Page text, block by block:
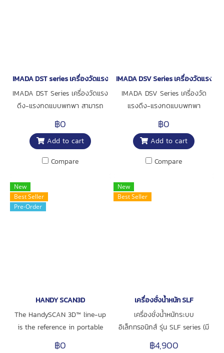
ภายนอก (ยกเว้นรุ่น CDB300N
และ CDB420N) • รุ่น CDB25N
ถึง 200N มาพร้อมด้ามจับเรซิน
กันลื่น
IMADA DST series เครื่องวัดแรงดึง-แรงกดแบบพกพา
IMADA DST Series เครื่องวัดแรง
ดึง-แรงกดแบบพกพา สามารถ
เลือกแสดงหน่วยวัดได้ 3 หน่วย (N,
kgf, lbf) ฟังก์ชันการทำงาน:
Peak, Hold, Zero,
Positive/Reverse Display (การก
ลับจออัตโนมัติ) ฟังก์ชันแจ้งเตือน:
Low Battery Alert และ Over-
load Protection เพื่อป้องกัน
ความเสียหายของเซ็นเซอร์ หน้าจอ
Membrane ใช้งานง่าย ทนทาน
โครงสร้างแข็งแรง น้ำหนักเบา
เหมาะสำหรับงานวัดแรงในสายการ
฿0
Add to cart
Compare
IMADA DSV Series เครื่องวัดแรง
IMADA DSV Series เครื่องวัด
แรงดึง-แรงกดแบบพกพา
สามารถเลือกแสดงหน่วยวัดได้ 3
หน่วย (N, kgf, lbf) ฟังก์ชันการ
ทำงาน: Peak, Hold, Zero,
Positive/Reverse Display (การก
ลับจออัตโนมัติ) ฟังก์ชันแจ้งเตือน:
Low Battery Alert และ Over-
load Protection เพื่อป้องกัน
การใช้งานแบบ Real-time และ
แข็งแรง น้ำหนักเบา เหมาะสำหรับ
งานวัดแรงในงานอุตสาหกรรมและ
งานวิจัย
฿0
Add to cart
Compare
New
Best Seller
Pre-Order
HANDY SCAN3D
The HandySCAN 3D™ line-up
is the reference in portable
metrology‑grade 3D scanner.
฿0
New
Best Seller
เครื่องชั่งน้ำหนัก SLF
เครื่องชั่งน้ำหนักระบบ
อิเล็กทรอนิกส์ รุ่น SLF series (มี
จำนวนจำกัด)
฿4,900